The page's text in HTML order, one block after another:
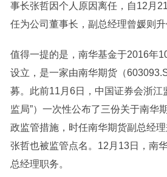
事长张哲因个人原因离任，自12月
任为公司董事长，副总经理曾媛则升
值得一提的是，南华基金于2016年
设立，是一家由南华期货（
募。此前11月6日，中国证券会浙江
监局”）一次性公布了三份关于南华
政监管措施，时任南华期货副总经
张哲也被监管点名。12月13日，南
总经理职务。